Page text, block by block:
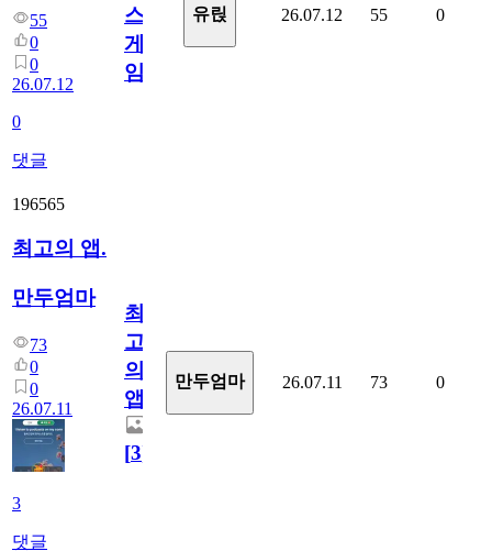
55
0
0
26.07.12
0
댓글
스
게
임?
유릱 26.07.12 55 0
196565
최고의 앱.
만두엄마
73
0
0
26.07.11
3
댓글
최
고
의
앱.
[3]
만두엄마 26.07.11 73 0